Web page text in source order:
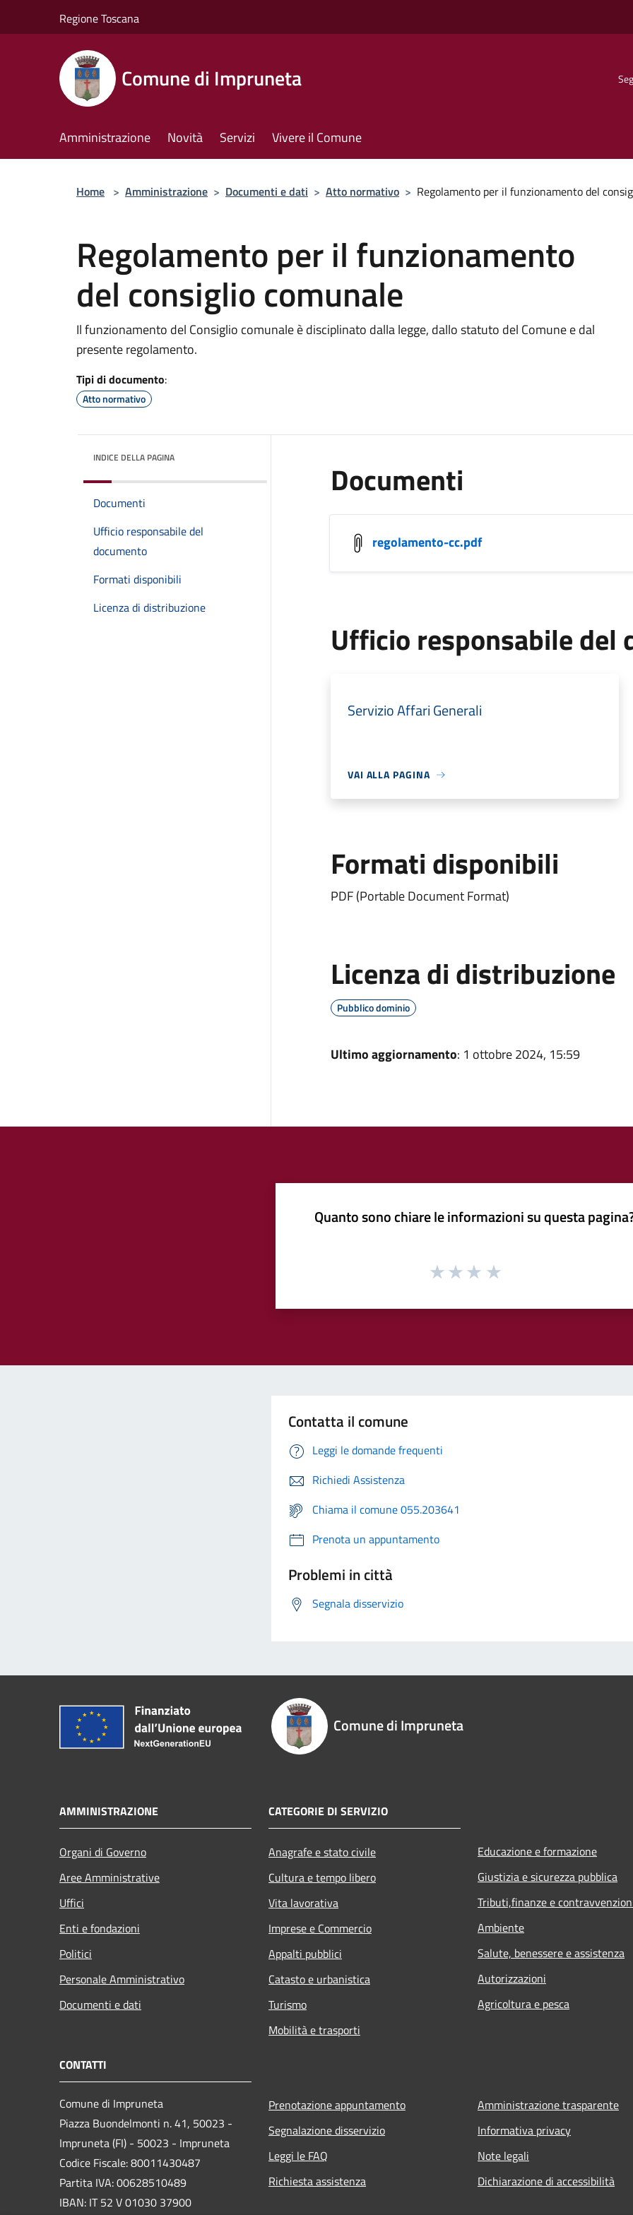
Regione Toscana
Comune di Impruneta
Amministrazione Novità Servizi Vivere il Comune
Home > Amministrazione > Documenti e dati > Atto normativo > Regolamento per il funzionamento del
Regolamento per il funzionamento
del consiglio comunale
Il funzionamento del Consiglio comunale è disciplinato dalla legge, dallo statuto del Comune e dal
presente regolamento.
Tipi di documento:
Atto normativo
INDICE DELLA PAGINA
Documenti
Ufficio responsabile del
documento
Formati disponibili
Licenza di distribuzione
Documenti
regolamento-cc.pdf
Ufficio responsabile del
Servizio Affari Generali
VAI ALLA PAGINA
Formati disponibili
PDF (Portable Document Format)
Licenza di distribuzione
Pubblico dominio
Ultimo aggiornamento: 1 ottobre 2024, 15:59
Quanto sono chiare le informazioni su questa
Contatta il comune
Leggi le domande frequenti
Richiedi Assistenza
Chiama il comune 055.203641
Prenota un appuntamento
Problemi in città
Segnala disservizio
Comune di Impruneta
AMMINISTRAZIONE
Organi di Governo
Aree Amministrative
Uffici
Enti e fondazioni
Politici
Personale Amministrativo
Documenti e dati
CATEGORIE DI SERVIZIO
Anagrafe e stato civile
Cultura e tempo libero
Vita lavorativa
Imprese e Commercio
Appalti pubblici
Catasto e urbanistica
Turismo
Mobilità e trasporti
Educazione e formazione
Giustizia e sicurezza pubblica
Tributi,finanze e
Ambiente
Salute, benessere e assistenza
Autorizzazioni
Agricoltura e pesca
CONTATTI
Comune di Impruneta
Piazza Buondelmonti n. 41, 50023 -
Impruneta (FI) - 50023 - Impruneta
Codice Fiscale: 80011430487
Partita IVA: 00628510489
IBAN: IT 52 V 01030 37900
Prenotazione appuntamento
Segnalazione disservizio
Leggi le FAQ
Richiesta assistenza
Amministrazione trasparente
Informativa privacy
Note legali
Dichiarazione di accessibilità